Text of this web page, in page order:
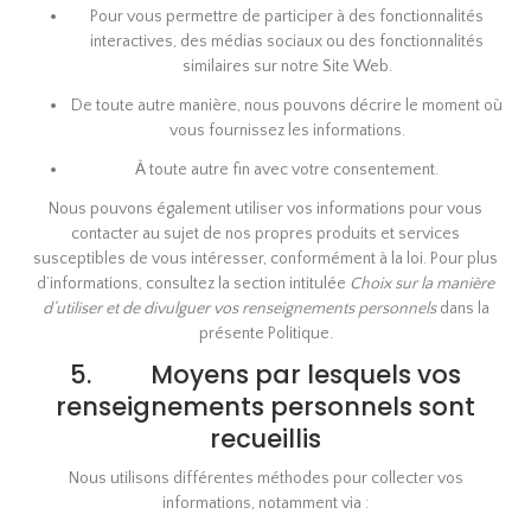
Pour vous permettre de participer à des fonctionnalités
interactives, des médias sociaux ou des fonctionnalités
similaires sur notre Site Web.
De toute autre manière, nous pouvons décrire le moment où
vous fournissez les informations.
À toute autre fin avec votre consentement.
Nous pouvons également utiliser vos informations pour vous
contacter au sujet de nos propres produits et services
susceptibles de vous intéresser, conformément à la loi. Pour plus
d’informations, consultez la section intitulée Choix sur la manière
d’utiliser et de divulguer vos renseignements personnelsdans la
présente Politique.
5. Moyens par lesquels vos
renseignements personnels sont
recueillis
Nous utilisons différentes méthodes pour collecter vos
informations, notamment via :